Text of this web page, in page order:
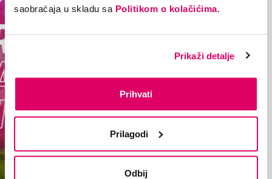
saobraćaja u skladu sa Politikom o kolačićima.
Prikaži detalje
Prihvati
Prilagodi
Odbij